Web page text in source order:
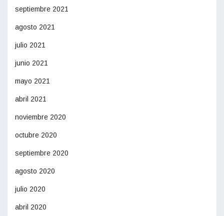
septiembre 2021
agosto 2021
julio 2021
junio 2021
mayo 2021
abril 2021
noviembre 2020
octubre 2020
septiembre 2020
agosto 2020
julio 2020
abril 2020